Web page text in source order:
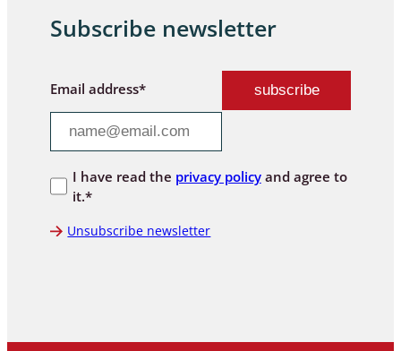
Subscribe newsletter
Email address*
I have read the privacy policyand agree to
it.*
Unsubscribe newsletter